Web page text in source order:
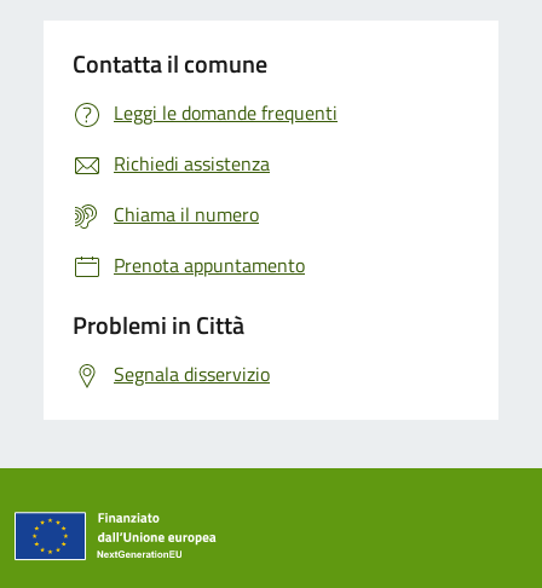
Contatta il comune
Leggi le domande frequenti
Richiedi assistenza
Chiama il numero
Prenota appuntamento
Problemi in Città
Segnala disservizio